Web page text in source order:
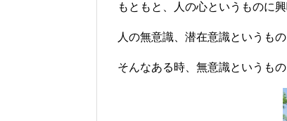
もともと、人の心というものに
人の無意識、潜在意識というも
そんなある時、無意識というも